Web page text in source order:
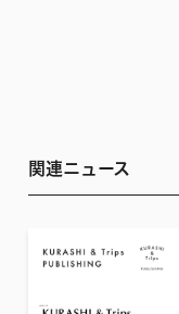
関連ニュース